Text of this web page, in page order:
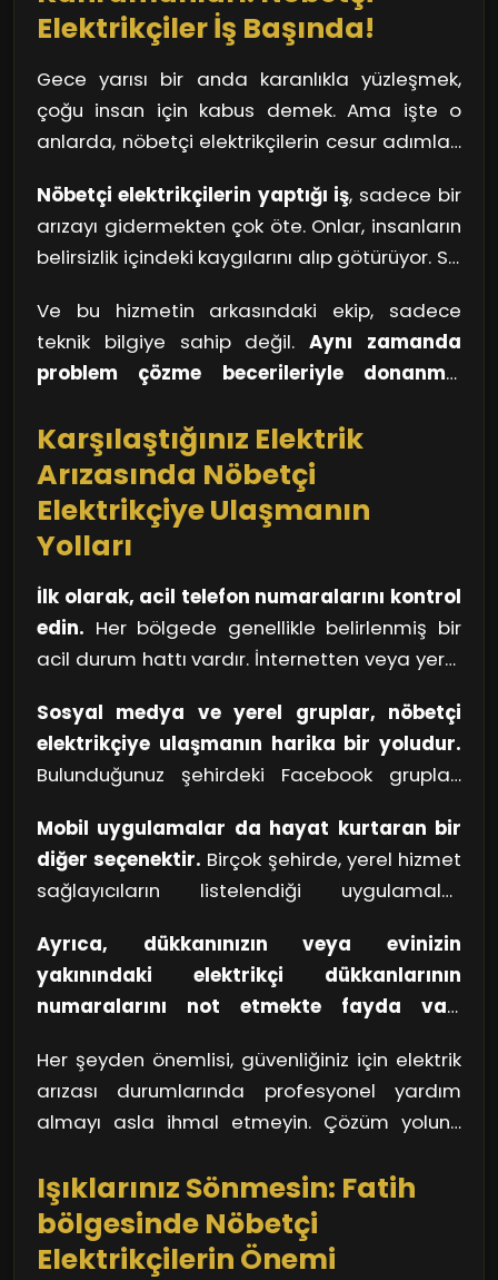
Elektrikçiler İş Başında!
Gece yarısı bir anda karanlıkla yüzleşmek,
çoğu insan için kabus demek. Ama işte o
anlarda, nöbetçi elektrikçilerin cesur adımları
için yola çıkan adeta birer süper kahraman.
Evlerimizde, iş yerlerimizde ya da sokaklarda,
elektrikle ilgili birproblem yaşandığında, hızla
yetişiyorlar. Çünkü biliyorlar ki, Fatih bölgesi
geceleri bir anlık karanlık bile, hayatın akışını
bozabilir.
Nöbetçi elektrikçilerin yaptığı iş, sadece bir
arızayı gidermekten çok öte. Onlar, insanların
belirsizlik içindeki kaygılarını alıp götürüyor. Siz
ne kadar zor durumda kalabilirsiniz? İşte tam
da bu sırada, elektrikçiler devreye girerek sizi
güvenli bir limana götürüyor. Kimi zaman bir
evinizdeki bir priz çalışmadığında, hemen
yanınızda onları buluyorsunuz.
Ve bu hizmetin arkasındaki ekip, sadece
teknik bilgiye sahip değil. Aynı zamanda
problem çözme becerileriyle donanmış
çözümler ürettikleri için, gecenin karanlığını
yok etmede önemli bir rol oynuyorlar. Siz
düşüncelerde kaybolmuşken, onlar sorunun
üzerine gidiyor ve kısa sürede çözüm üretiyor.
Fatih bölgesinin geceleri, bu cesur nöbetçi
elektrikçiler sayesinde ışıl ışıl. Bir kahramanın
kollarında hayata devam etmek, bu kadar
kolay olabiliyor!
Karşılaştığınız Elektrik
Arızasında Nöbetçi
Elektrikçiye Ulaşmanın
Yolları
İlk olarak, acil telefon numaralarını kontrol
edin. Her bölgede genellikle belirlenmiş bir
acil durum hattı vardır. İnternetten veya yerel
bulabilirsiniz. Özellikle kış aylarında ya da kötü
hava koşullarında elektrik arızaları
artabileceğinden, bu numaraları elinizin
altında bulundurmak faydalı olacaktır.
Sosyal medya ve yerel gruplar, nöbetçi
elektrikçiye ulaşmanın harika bir yoludur.
Bulunduğunuz şehirdeki Facebook grupları
sağlayıcılar hakkında tavsiyeler almak için
mükemmel bir platform sunar. Ayrıca, bu
gruplar sayesinde hızlıca ihtiyaç duyduğunuz
hizmete ulaşabilirsiniz.
Mobil uygulamalar da hayat kurtaran bir
diğer seçenektir. Birçok şehirde, yerel hizmet
sağlayıcıların listelendiği uygulamalar
aramak, hem hızlı hem de pratik bir çözüm
sunar. Özellikle o an dışarıda ya da yoğun bir
gün geçiriyorsanız bu tarz bir uygulamayı
kullanmak işinizi kolaylaştırır.
Ayrıca, dükkanınızın veya evinizin
yakınındaki elektrikçi dükkanlarının
numaralarını not etmekte fayda var.
durumlarda hizmet verebilecek elektrikçiler
bulunur. Unutmayın, bir arıza anında panik
yapmak yerine, bu tür önlemler alarak
iyisidir.
Her şeyden önemlisi, güvenliğiniz için elektrik
arızası durumlarında profesyonel yardım
almayı asla ihmal etmeyin. Çözüm yolunu
doğru kaynaklarla bu süreci oldukça
kolaylaştırabilirsiniz.
Işıklarınız Sönmesin: Fatih
bölgesinde Nöbetçi
Elektrikçilerin Önemi